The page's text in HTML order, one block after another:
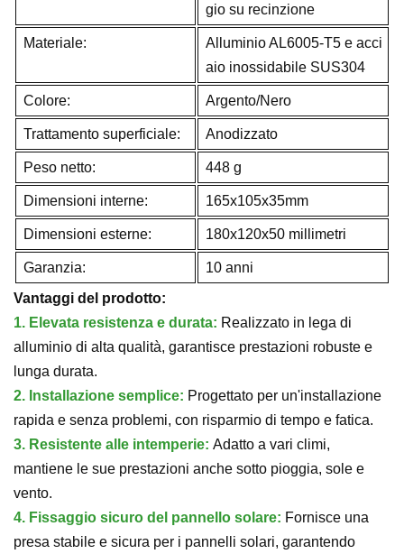
gio su recinzione
Materiale:
Alluminio AL6005-T5 e acci
aio inossidabile SUS304
Colore: Argento/Nero
Trattamento superficiale: Anodizzato
Peso netto: 448 g
Dimensioni interne: 165x105x35mm
Dimensioni esterne: 180x120x50 millimetri
Garanzia:
10 anni
Vantaggi del prodotto:
1. Elevata resistenza e durata: Realizzato in lega di
alluminio di alta qualità, garantisce prestazioni robuste e
lunga durata.
2. Installazione semplice: Progettato per un'installazione
rapida e senza problemi, con risparmio di tempo e fatica.
3. Resistente alle intemperie: Adatto a vari climi,
mantiene le sue prestazioni anche sotto pioggia, sole e
vento.
4. Fissaggio sicuro del pannello solare: Fornisce una
presa stabile e sicura per i pannelli solari, garantendo